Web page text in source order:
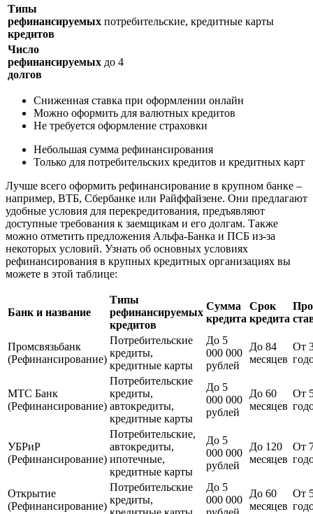
Типы
рефинансируемых
кредитов
потребительские, кредитные карты
Число
рефинансируемых
долгов
до 4
Сниженная ставка при оформлении онлайн
Можно оформить для валютных кредитов
Не требуется оформление страховки
Небольшая сумма рефинансирования
Только для потребительских кредитов и кредитных карт
Лучше всего оформить рефинансирование в крупном банке –
например, ВТБ, Сбербанке или Райффайзене. Они предлагают
удобные условия для перекредитования, предъявляют
доступные требования к заемщикам и его долгам. Также
можно отметить предложения Альфа-Банка и ПСБ из-за
некоторых условий. Узнать об основных условиях
рефинансирования в крупных кредитных организациях вы
можете в этой таблице:
Банк и название
Типы
рефинансируемых
кредитов
Сумма
кредита
Срок
кредита
Промсвязьбанк
(Рефинансирование)
Потребительские
кредиты,
кредитные карты
До 5
000 000
рублей
До 84
месяцев
От
МТС Банк
(Рефинансирование)
Потребительские
кредиты,
автокредиты,
кредитные карты
До 5
000 000
рублей
До 60
месяцев
От
УБРиР
(Рефинансирование)
Потребительские,
автокредиты,
ипотечные,
кредитные карты
До 5
000 000
рублей
До 120
месяцев
От
Открытие
(Рефинансирование)
Потребительские
кредиты,
До 5
000 000
До 60
месяцев
От